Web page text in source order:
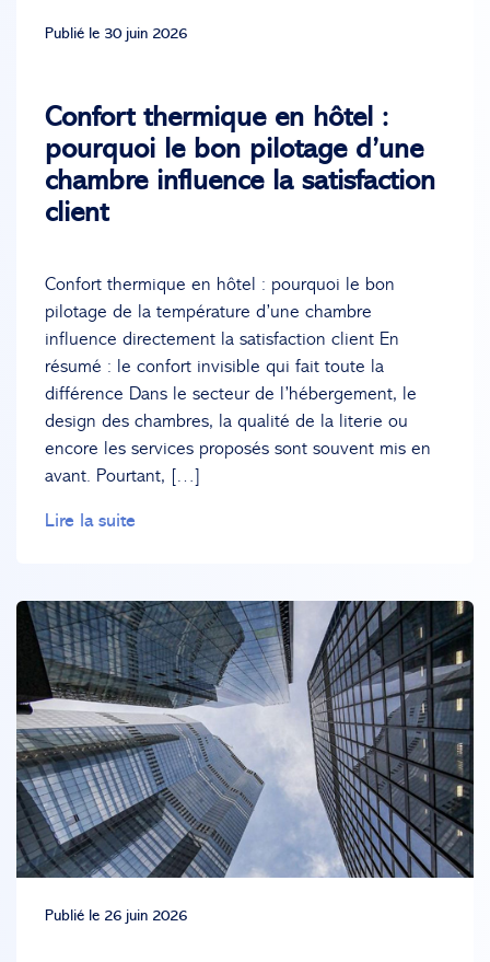
Publié le 30 juin 2026
Confort thermique en hôtel :
pourquoi le bon pilotage d’une
chambre influence la satisfaction
client
Confort thermique en hôtel : pourquoi le bon
pilotage de la température d’une chambre
influence directement la satisfaction client En
résumé : le confort invisible qui fait toute la
différence Dans le secteur de l’hébergement, le
design des chambres, la qualité de la literie ou
encore les services proposés sont souvent mis en
avant. Pourtant, […]
Lire la suite
Publié le 26 juin 2026